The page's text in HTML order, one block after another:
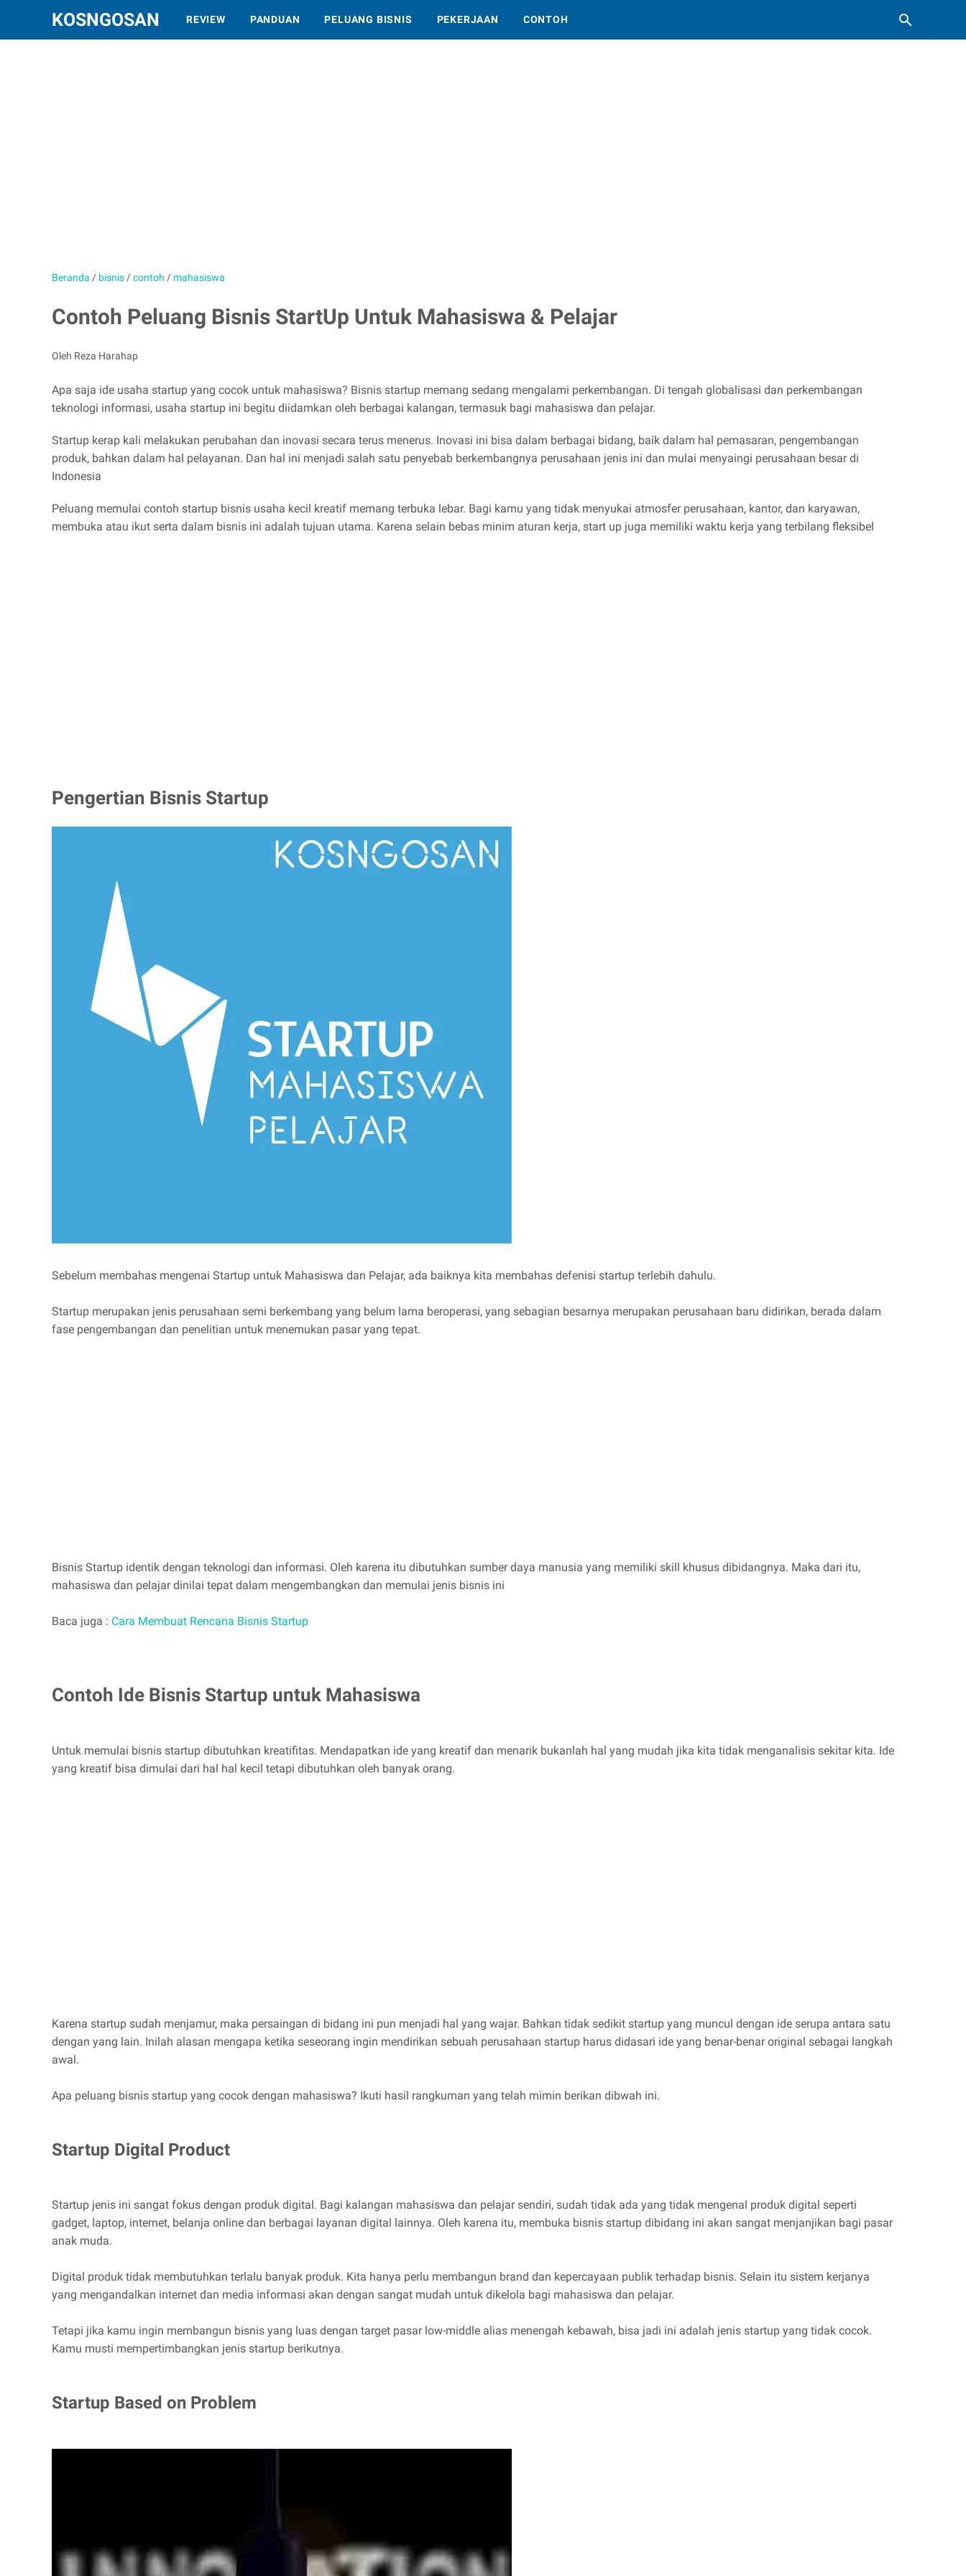
KOSNGOSAN REVIEW PANDUAN PELUANG BISNIS PEKERJAAN CONTOH
Beranda / bisnis /contoh / mahasiswa
Contoh Peluang Bisnis StartUp Untuk Mahasiswa & Pelajar
Oleh Reza Harahap
Apa saja ide usaha startup yang cocok untuk mahasiswa? Bisnis startup memang sedang mengalami perkembangan. Di tengah globalisasi dan perkembangan
teknologi informasi, usaha startup ini begitu diidamkan oleh berbagai kalangan, termasuk bagi mahasiswa dan pelajar.
Startup kerap kali melakukan perubahan dan inovasi secara terus menerus. Inovasi ini bisa dalam berbagai bidang, baik dalam hal pemasaran, pengembangan
produk, bahkan dalam hal pelayanan. Dan hal ini menjadi salah satu penyebab berkembangnya perusahaan jenis ini dan mulai menyaingi perusahaan besar di
Indonesia
Peluang memulai contoh startup bisnis usaha kecil kreatif memang terbuka lebar. Bagi kamu yang tidak menyukai atmosfer perusahaan, kantor, dan karyawan,
membuka atau ikut serta dalam bisnis ini adalah tujuan utama. Karena selain bebas minim aturan kerja, start up juga memiliki waktu kerja yang terbilang fleksibel
Pengertian Bisnis Startup
Sebelum membahas mengenai Startup untuk Mahasiswa dan Pelajar, ada baiknya kita membahas defenisi startup terlebih dahulu.
Startup merupakan jenis perusahaan semi berkembang yang belum lama beroperasi, yang sebagian besarnya merupakan perusahaan baru didirikan, berada dalam
fase pengembangan dan penelitian untuk menemukan pasar yang tepat.
Bisnis Startup identik dengan teknologi dan informasi. Oleh karena itu dibutuhkan sumber daya manusia yang memiliki skill khusus dibidangnya. Maka dari itu,
mahasiswa dan pelajar dinilai tepat dalam mengembangkan dan memulai jenis bisnis ini
Baca juga : Cara Membuat Rencana Bisnis Startup
Contoh Ide Bisnis Startup untuk Mahasiswa
Untuk memulai bisnis startup dibutuhkan kreatifitas. Mendapatkan ide yang kreatif dan menarik bukanlah hal yang mudah jika kita tidak menganalisis sekitar kita. Ide
yang kreatif bisa dimulai dari hal hal kecil tetapi dibutuhkan oleh banyak orang.
Karena startup sudah menjamur, maka persaingan di bidang ini pun menjadi hal yang wajar. Bahkan tidak sedikit startup yang muncul dengan ide serupa antara satu
dengan yang lain. Inilah alasan mengapa ketika seseorang ingin mendirikan sebuah perusahaan startup harus didasari ide yang benar-benar original sebagai langkah
awal.
Apa peluang bisnis startup yang cocok dengan mahasiswa? Ikuti hasil rangkuman yang telah mimin berikan dibwah ini.
Startup Digital Product
Startup jenis ini sangat fokus dengan produk digital. Bagi kalangan mahasiswa dan pelajar sendiri, sudah tidak ada yang tidak mengenal produk digital seperti
gadget, laptop, internet, belanja online dan berbagai layanan digital lainnya. Oleh karena itu, membuka bisnis startup dibidang ini akan sangat menjanjikan bagi pasar
anak muda.
Digital produk tidak membutuhkan terlalu banyak produk. Kita hanya perlu membangun brand dan kepercayaan publik terhadap bisnis. Selain itu sistem kerjanya
yang mengandalkan internet dan media informasi akan dengan sangat mudah untuk dikelola bagi mahasiswa dan pelajar.
Tetapi jika kamu ingin membangun bisnis yang luas dengan target pasar low-middle alias menengah kebawah, bisa jadi ini adalah jenis startup yang tidak cocok.
Kamu musti mempertimbangkan jenis startup berikutnya.
Startup Based on Problem